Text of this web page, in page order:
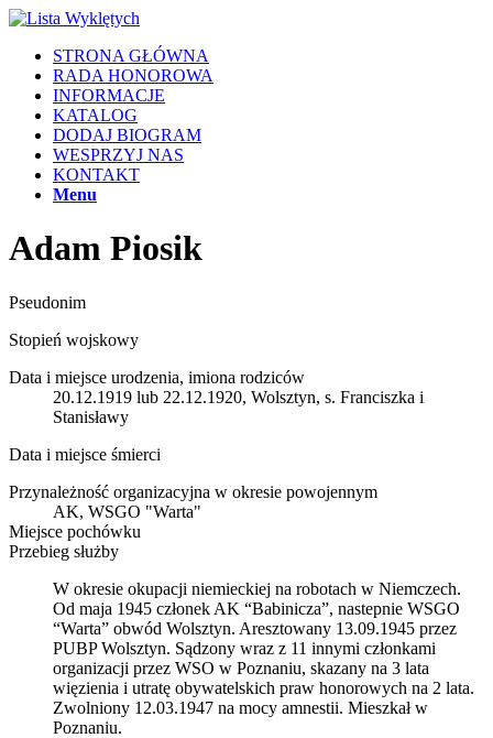
STRONA GŁÓWNA
RADA HONOROWA
INFORMACJE
KATALOG
DODAJ BIOGRAM
WESPRZYJ NAS
KONTAKT
Menu
Adam Piosik
Pseudonim
Stopień wojskowy
Data i miejsce urodzenia, imiona rodziców
20.12.1919 lub 22.12.1920, Wolsztyn, s. Franciszka i
Stanisławy
Data i miejsce śmierci
Przynależność organizacyjna w okresie powojennym
AK, WSGO "Warta"
Miejsce pochówku
Przebieg służby
W okresie okupacji niemieckiej na robotach w Niemczech.
Od maja 1945 członek AK “Babinicza”, nastepnie WSGO
“Warta” obwód Wolsztyn. Aresztowany 13.09.1945 przez
PUBP Wolsztyn. Sądzony wraz z 11 innymi członkami
organizacji przez WSO w Poznaniu, skazany na 3 lata
więzienia i utratę obywatelskich praw honorowych na 2 lata.
Zwolniony 12.03.1947 na mocy amnestii. Mieszkał w
Poznaniu.